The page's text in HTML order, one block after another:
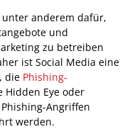
anderem dafür,
und
zu betreiben
ist Social Media eine
die Phishing-
Eye oder
Angriffen
werden.